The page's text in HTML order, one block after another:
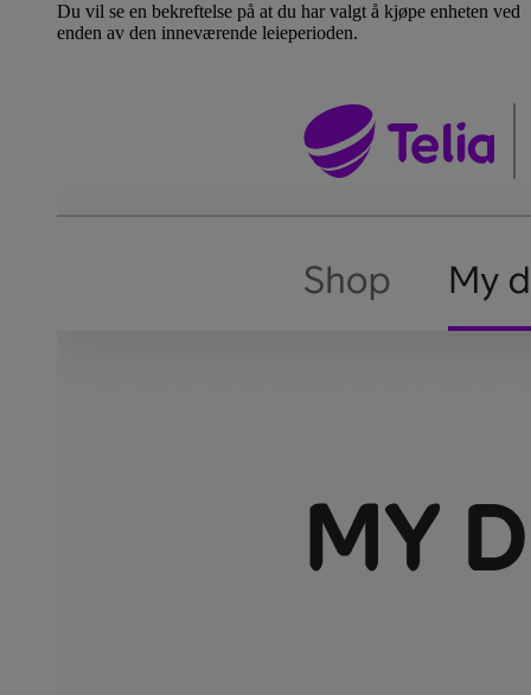
Du vil se en bekreftelse på at du har valgt å kjøpe enheten ved
enden av den inneværende leieperioden.